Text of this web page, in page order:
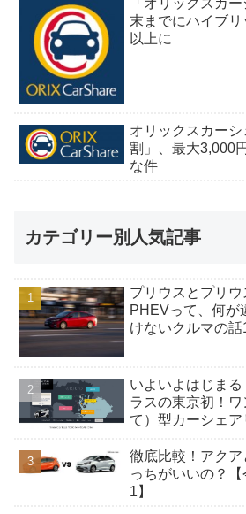
「オリックスカ
末までにハイブ
以上に
オリックスカー
割」、最大3,000
な件
カテゴリー別人気記事
プリウスとプリ
PHEVって、何が
けないクルマの話
いよいよはじま
ラスの東京初！
て）型カーシェア
徹底比較！アク
っちがいいの？
1】